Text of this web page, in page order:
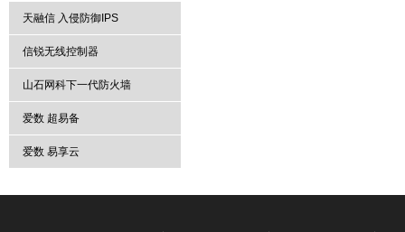
天融信 入侵防御IPS
信锐无线控制器
山石网科下一代防火墙
爱数 超易备
爱数 易享云